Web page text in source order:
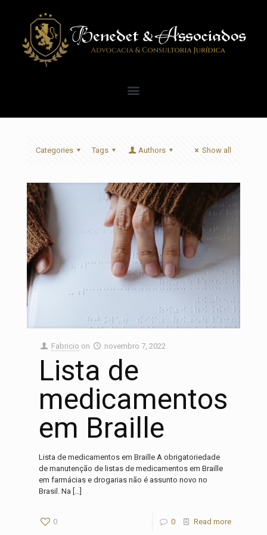
Categories Tags Authors Show all
Fabricio on novembro 7, 2022
Lista de
medicamentos
em Braille
Lista de medicamentos em Braille A obrigatoriedade
de manutenção de listas de medicamentos em Braille
em farmácias e drogarias não é assunto novo no
Brasil. Na […]
0 0 Read more